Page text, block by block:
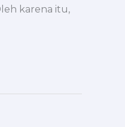
karena itu,